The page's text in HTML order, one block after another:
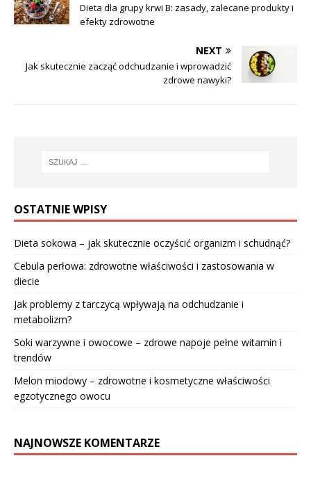
Dieta dla grupy krwi B: zasady, zalecane produkty i
efekty zdrowotne
NEXT
Jak skutecznie zacząć odchudzanie i wprowadzić
zdrowe nawyki?
OSTATNIE WPISY
Dieta sokowa – jak skutecznie oczyścić organizm i schudnąć?
Cebula perłowa: zdrowotne właściwości i zastosowania w
diecie
Jak problemy z tarczycą wpływają na odchudzanie i
metabolizm?
Soki warzywne i owocowe – zdrowe napoje pełne witamin i
trendów
Melon miodowy – zdrowotne i kosmetyczne właściwości
egzotycznego owocu
NAJNOWSZE KOMENTARZE